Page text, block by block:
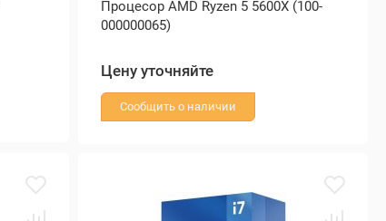
Процесор AMD Ryzen 5 5600X (100-
000000065)
Цену уточняйте
Сообщить о наличии